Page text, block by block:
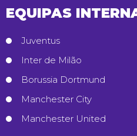
EQUIPAS
Juventus
Inter de Milão
Borussia Dortmund
Manchester City
Manchester United